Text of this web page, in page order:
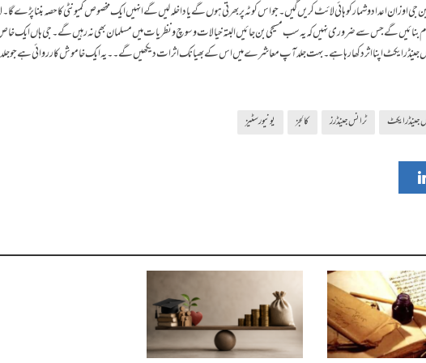
جی اوز ان اعدادوشمار کو ہائی لائٹ کریں گیں ۔ جو اس کوٹہ پر بھرتی ہوں گے یا داخلہ لیں گے انہیں ایک مخصوص کمیونٹی کا حصہ بننا پڑے گا ۔
بنائیں گے جس سے ضروری نہیں کہ یہ سب مسیحی بن جائیں البتہ خیالات و سوچ و نظریات میں مسلمان بھی نہ رہیں گے ۔ جی ہاں ایک خاص
جینڈر ایکٹ اپنا اثر دکھا رہا ہے ۔ بہت جلد آپ معاشرے میں اس کے بھیانک اثرات دیکھیں گے ۔۔ یہ ایک خاموش کارروائی ہے جو جلد
جینڈر ایکٹ ٹرانس جینڈرز کالجز یونیورسٹیز